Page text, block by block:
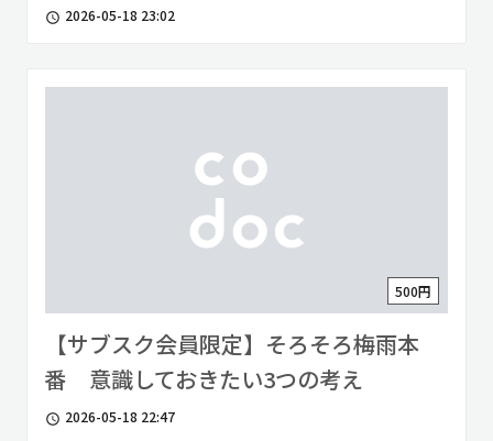
access_time 2026-05-18 23:02
500円
【サブスク会員限定】そろそろ梅雨本
番 意識しておきたい3つの考え
access_time 2026-05-18 22:47